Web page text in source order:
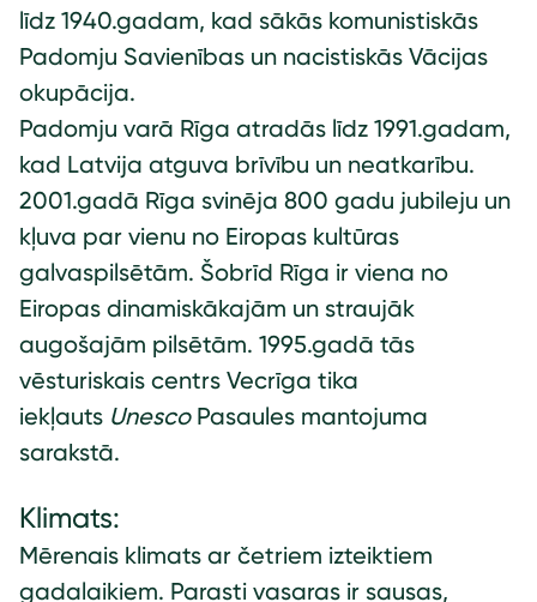
līdz 1940.gadam, kad sākās komunistiskās
Padomju Savienības un nacistiskās Vācijas
okupācija.
Padomju varā Rīga atradās līdz 1991.gadam,
kad Latvija atguva brīvību un neatkarību.
2001.gadā Rīga svinēja 800 gadu jubileju un
kļuva par vienu no Eiropas kultūras
galvaspilsētām. Šobrīd Rīga ir viena no
Eiropas dinamiskākajām un straujāk
augošajām pilsētām. 1995.gadā tās
vēsturiskais centrs Vecrīga tika
iekļauts UnescoPasaules mantojuma
sarakstā.
Klimats:
Mērenais klimats ar četriem izteiktiem
gadalaikiem. Parasti vasaras ir sausas,